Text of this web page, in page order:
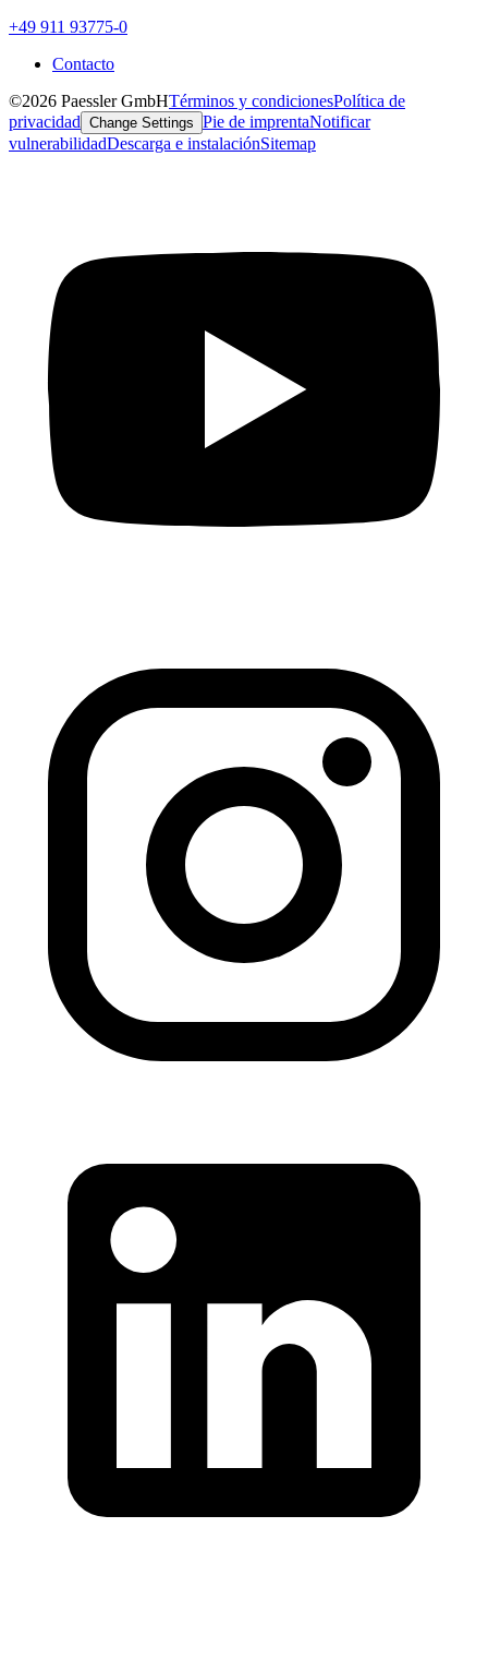
+49 911 93775-0
Contacto
©2026 Paessler GmbHTérminos y condicionesPolítica de
privacidad Change Settings Pie de imprentaNotificar
vulnerabilidadDescarga e instalaciónSitemap